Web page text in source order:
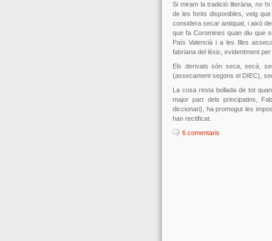
Si miram la tradició literària, no
de les fonts disponibles, veig que
considerasecar antiquat, i això
que fa Coromines quan diu que
País Valencià i a les Illes
fabriana del lèxic, evidentment
Els derivats són seca,secà,
(assecamentsegons el DIEC),
La cosa resta bollada de tot
major part dels principatins,
diccionari), ha promogut les
han rectificat.
6 comentaris